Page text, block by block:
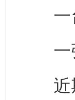
一台
一张
近期